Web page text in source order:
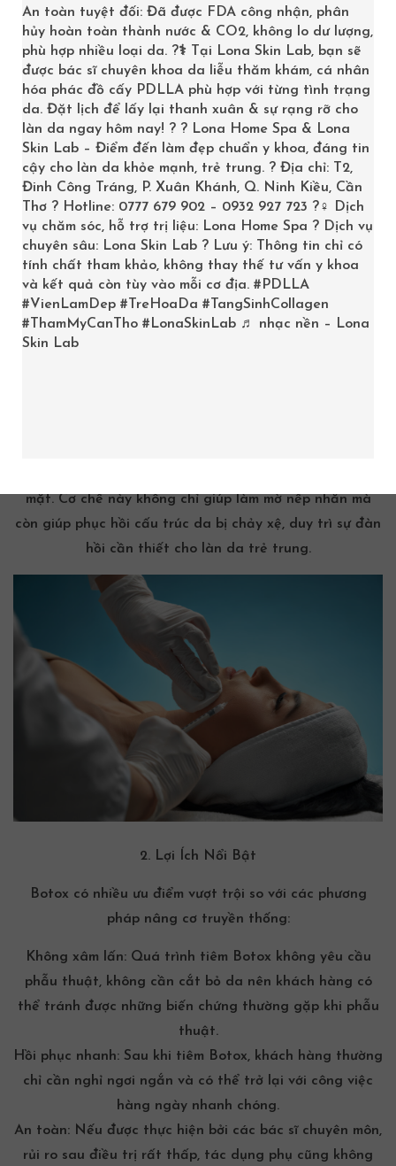
Phương pháp [nâng cung mày không phẫu thuật] đang
được ưa chuộng nhờ tính an toàn và hiệu quả nhanh
chóng.
[botox nâng cung mày tại Cần Thơ] lại chứng tỏ được
sức mạnh trong cải thiện đường nét khuôn mặt.
IV. Cơ Chế Hoạt Động
Và Lợi Ích Nổi Bật Của
Botox
Botox hoạt động bằng cách làm giãn cơ thông qua việc
ức chế tín hiệu truyền dẫn thần kinh đến các cơ mục
tiêu. Khi được tiêm vào những vị trí cụ thể, Botox sẽ
mặt. Cơ chế này không chỉ giúp làm mờ nếp nhăn mà
còn giúp phục hồi cấu trúc da bị chảy xệ, duy trì sự đàn
hồi cần thiết cho làn da trẻ trung.
2. Lợi Ích Nổi Bật
Botox có nhiều ưu điểm vượt trội so với các phương
pháp nâng cơ truyền thống:
Không xâm lấn: Quá trình tiêm Botox không yêu cầu
phẫu thuật, không cần cắt bỏ da nên khách hàng có
thể tránh được những biến chứng thường gặp khi phẫu
thuật.
Hồi phục nhanh: Sau khi tiêm Botox, khách hàng thường
chỉ cần nghỉ ngơi ngắn và có thể trở lại với công việc
hàng ngày nhanh chóng.
An toàn: Nếu được thực hiện bởi các bác sĩ chuyên môn,
rủi ro sau điều trị rất thấp, tác dụng phụ cũng không
An toàn tuyệt đối: Đã được FDA công nhận, phân
hủy hoàn toàn thành nước & CO2, không lo dư lượng,
phù hợp nhiều loại da. ?‍⚕️ Tại Lona Skin Lab, bạn sẽ
được bác sĩ chuyên khoa da liễu thăm khám, cá nhân
hóa phác đồ cấy PDLLA phù hợp với từng tình trạng
da. Đặt lịch để lấy lại thanh xuân & sự rạng rỡ cho
làn da ngay hôm nay! ? ? Lona Home Spa & Lona
Skin Lab – Điểm đến làm đẹp chuẩn y khoa, đáng tin
cậy cho làn da khỏe mạnh, trẻ trung. ? Địa chỉ: T2,
Đinh Công Tráng, P. Xuân Khánh, Q. Ninh Kiều, Cần
Thơ ? Hotline: 0777 679 902 – 0932 927 723 ?‍♀️ Dịch
vụ chăm sóc, hỗ trợ trị liệu: Lona Home Spa ? Dịch vụ
chuyên sâu: Lona Skin Lab ? Lưu ý: Thông tin chỉ có
tính chất tham khảo, không thay thế tư vấn y khoa
và kết quả còn tùy vào mỗi cơ địa. #PDLLA
#VienLamDep #TreHoaDa #TangSinhCollagen
#ThamMyCanTho #LonaSkinLab ♬ nhạc nền – Lona
Skin Lab